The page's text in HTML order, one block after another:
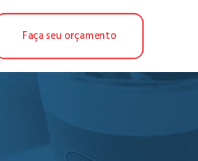
Faça seu orçamento